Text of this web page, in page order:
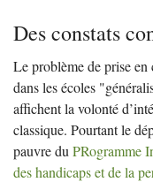
Des constats
Le problème de prise en
dans les écoles
affichent la volonté
classique. Pourtant le
pauvre du PRogramme
des handicaps et de la